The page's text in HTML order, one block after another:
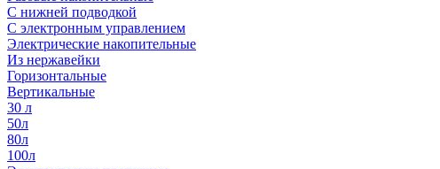
С нижней подводкой
С электронным управлением
Электрические накопительные
Из нержавейки
Горизонтальные
Вертикальные
30 л
50л
80л
100л